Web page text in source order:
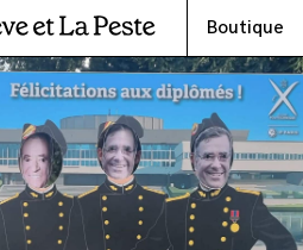
Boutique